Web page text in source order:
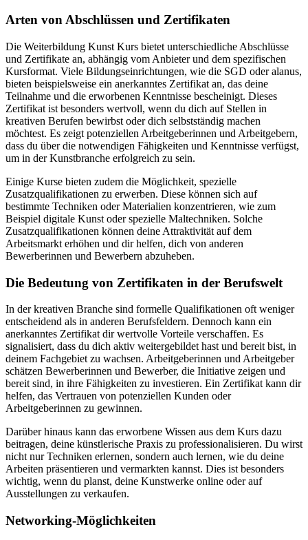
Arten von Abschlüssen und Zertifikaten
Die Weiterbildung Kunst Kurs bietet unterschiedliche Abschlüsse
und Zertifikate an, abhängig vom Anbieter und dem spezifischen
Kursformat. Viele Bildungseinrichtungen, wie die SGD oder alanus,
bieten beispielsweise ein anerkanntes Zertifikat an, das deine
Teilnahme und die erworbenen Kenntnisse bescheinigt. Dieses
Zertifikat ist besonders wertvoll, wenn du dich auf Stellen in
kreativen Berufen bewirbst oder dich selbstständig machen
möchtest. Es zeigt potenziellen Arbeitgeberinnen und Arbeitgebern,
dass du über die notwendigen Fähigkeiten und Kenntnisse verfügst,
um in der Kunstbranche erfolgreich zu sein.
Einige Kurse bieten zudem die Möglichkeit, spezielle
Zusatzqualifikationen zu erwerben. Diese können sich auf
bestimmte Techniken oder Materialien konzentrieren, wie zum
Beispiel digitale Kunst oder spezielle Maltechniken. Solche
Zusatzqualifikationen können deine Attraktivität auf dem
Arbeitsmarkt erhöhen und dir helfen, dich von anderen
Bewerberinnen und Bewerbern abzuheben.
Die Bedeutung von Zertifikaten in der Berufswelt
In der kreativen Branche sind formelle Qualifikationen oft weniger
entscheidend als in anderen Berufsfeldern. Dennoch kann ein
anerkanntes Zertifikat dir wertvolle Vorteile verschaffen. Es
signalisiert, dass du dich aktiv weitergebildet hast und bereit bist, in
deinem Fachgebiet zu wachsen. Arbeitgeberinnen und Arbeitgeber
schätzen Bewerberinnen und Bewerber, die Initiative zeigen und
bereit sind, in ihre Fähigkeiten zu investieren. Ein Zertifikat kann dir
helfen, das Vertrauen von potenziellen Kunden oder
Arbeitgeberinnen zu gewinnen.
Darüber hinaus kann das erworbene Wissen aus dem Kurs dazu
beitragen, deine künstlerische Praxis zu professionalisieren. Du wirst
nicht nur Techniken erlernen, sondern auch lernen, wie du deine
Arbeiten präsentieren und vermarkten kannst. Dies ist besonders
wichtig, wenn du planst, deine Kunstwerke online oder auf
Ausstellungen zu verkaufen.
Networking-Möglichkeiten